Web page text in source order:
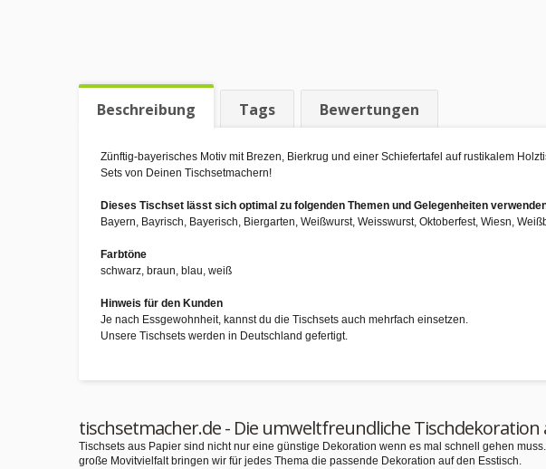
Beschreibung Tags Bewertungen
Zünftig-bayerisches Motiv mit Brezen, Bierkrug und einer Schiefertafel auf rustikalem
Sets von Deinen Tischsetmachern!
Dieses Tischset lässt sich optimal zu folgenden Themen und Gelegenheiten
Bayern, Bayrisch, Bayerisch, Biergarten, Weißwurst, Weisswurst, Oktoberfest, Wiesn,
Farbtöne
schwarz, braun, blau, weiß
Hinweis für den Kunden
Je nach Essgewohnheit, kannst du die Tischsets auch mehrfach einsetzen.
Unsere Tischsets werden in Deutschland gefertigt.
tischsetmacher.de - Die umweltfreundliche Tischdekoration
Tischsets aus Papier sind nicht nur eine günstige Dekoration wenn es mal schnell gehen
große Movitvielfalt bringen wir für jedes Thema die passende Dekoration auf den Esstisch.